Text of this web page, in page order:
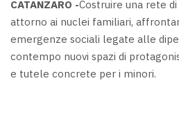
CATANZARO -Costruire una rete
attorno ai nuclei familiari,
emergenze sociali legate alle
contempo nuovi spazi di
e tutele concrete per i minori.